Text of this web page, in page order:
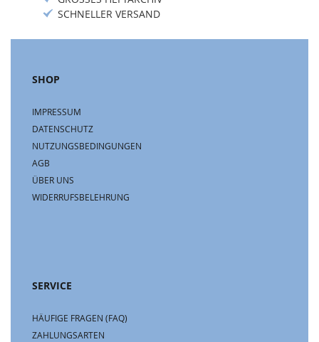
SCHNELLER VERSAND
SHOP
IMPRESSUM
DATENSCHUTZ
NUTZUNGSBEDINGUNGEN
AGB
ÜBER UNS
WIDERRUFSBELEHRUNG
SERVICE
HÄUFIGE FRAGEN (FAQ)
ZAHLUNGSARTEN